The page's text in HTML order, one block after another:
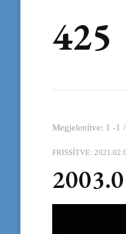
425
Megjelenítve: 1 -1
FRISSÍTVE: